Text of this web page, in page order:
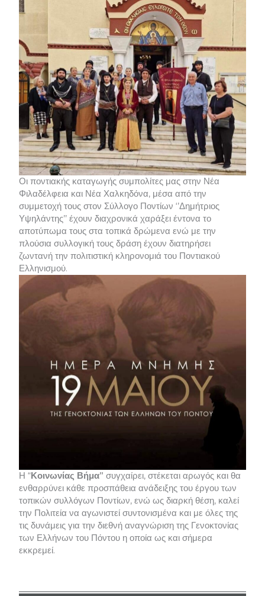
Οι ποντιακής καταγωγής συμπολίτες μας στην Νέα
Φιλαδέλφεια και Νέα Χαλκηδόνα, μέσα από την
συμμετοχή τους στον Σύλλογο Ποντίων ‘’Δημήτριος
Υψηλάντης’’ έχουν διαχρονικά χαράξει έντονα το
αποτύπωμα τους στα τοπικά δρώμενα ενώ με την
πλούσια συλλογική τους δράση έχουν διατηρήσει
ζωντανή την πολιτιστική κληρονομιά του Ποντιακού
Ελληνισμού.
Η “Κοινωνίας Βήμα” συγχαίρει, στέκεται αρωγός και θα
ενθαρρύνει κάθε προσπάθεια ανάδειξης του έργου των
τοπικών συλλόγων Ποντίων, ενώ ως διαρκή θέση, καλεί
την Πολιτεία να αγωνιστεί συντονισμένα και με όλες της
τις δυνάμεις για την διεθνή αναγνώριση της Γενοκτονίας
των Ελλήνων του Πόντου η οποία ως και σήμερα
εκκρεμεί.